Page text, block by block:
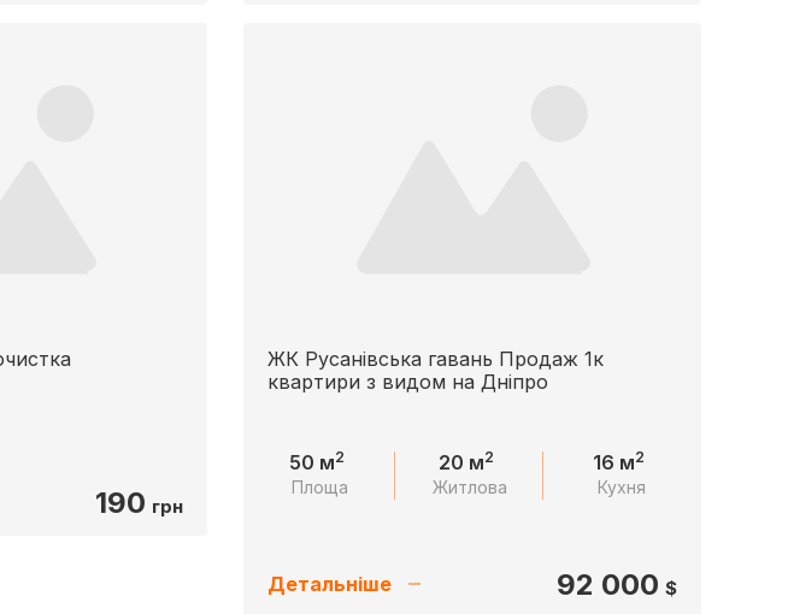
190 грн
ЖК Русанівська гавань Продаж 1к
квартири з видом на Дніпро
50 м2
Площа
20 м2
Житлова
16 м2
Кухня
Детальніше 92 000 $